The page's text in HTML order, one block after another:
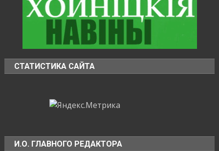
СТАТИСТИКА САЙТА
И.О. ГЛАВНОГО РЕДАКТОРА